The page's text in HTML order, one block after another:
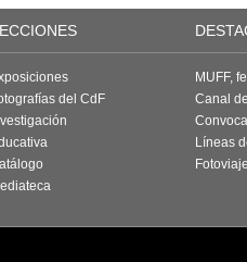
del CdF
MUFF,
Canal
Líneas